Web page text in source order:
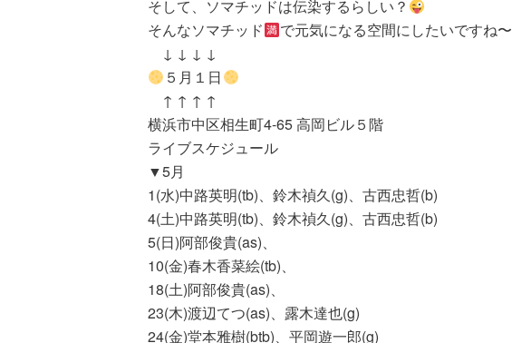
そして、ソマチッドは伝染するらしい？
そんなソマチッド
で元気になる空間にしたいですね〜
↓ ↓ ↓ ↓
５月１日
↑ ↑ ↑ ↑
横浜市中区相生町4-65 高岡ビル５階
ライブスケジュール
▼5月
1(水)中路英明(tb)、鈴木禎久(g)、古西忠哲(b)
4(土)中路英明(tb)、鈴木禎久(g)、古西忠哲(b)
5(日)阿部俊貴(as)、
10(金)春木香菜絵(tb)、
18(土)阿部俊貴(as)、
23(木)渡辺てつ(as)、露木達也(g)
24(金)堂本雅樹(btb)、平岡遊一郎(g)